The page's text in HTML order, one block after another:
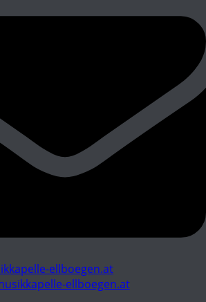
ellboegen.at
ellboegen.at